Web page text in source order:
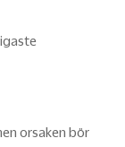
orsaken bör